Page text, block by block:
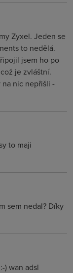
Zyxel. Jeden se
to nedělá.
jsem ho po
je zvláštní.
nic nepřišli -
to maji
sem nedal? Díky
) wan adsl